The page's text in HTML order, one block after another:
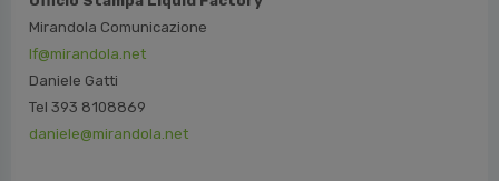
Mirandola Comunicazione
lf@mirandola.net
Daniele Gatti
Tel 393 8108869
daniele@mirandola.net